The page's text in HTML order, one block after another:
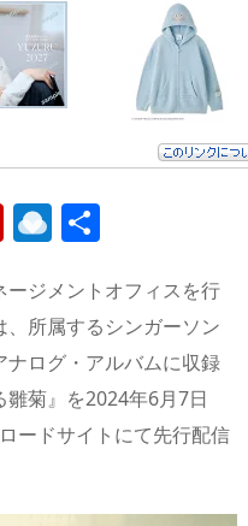
Fl
b
o
ar
d
R
n
d
ro
p.
io
ジメントオフィスを行
所属するシンガーソン
ナログ・アルバムに収録
菊』を2024年6月7日
ードサイトにて先行配信